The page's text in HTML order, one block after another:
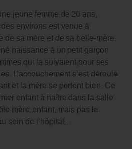
jeune femme de 20 ans,
environs est venue à
de sa mère et de sa belle-mère.
naissance à un petit garçon
qui la suivaient pour ses
L’accouchement s’est déroulé
et la mère se portent bien. Ce
enfant à naître dans la salle
mère-enfant, mais pas le
sein de l’hôpital…